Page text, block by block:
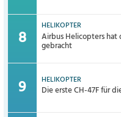
HELIKOPTER
Airbus Helicopters
gebracht
HELIKOPTER
Die erste CH-47F für